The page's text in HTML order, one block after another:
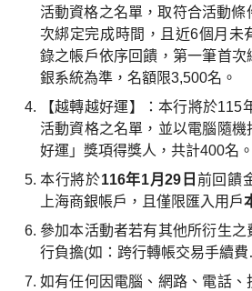
活動資格之名單，取符合活動
次綁定完成時間，且近6個月未
錄之帳戶依序回饋，第一筆首次
銀系統為準，名額限3,500名。
【越轉越好運】：本行將於115
活動資格之名單，並以電腦隨
好運」獎項得獎人，共計400名。
本行將於116年1月29日 前回饋
上海商銀帳戶，且僅限匯入用戶
參加本活動者若有其他所衍生之
行負擔(如：跨行轉帳交易手續
如有任何因電腦、網路、電話